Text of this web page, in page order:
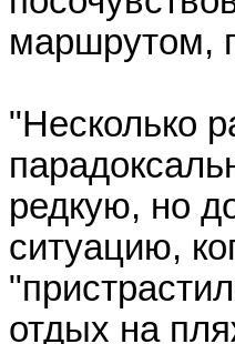
маршрутом,
"Несколько
редкую, но
ситуацию,
отдых на